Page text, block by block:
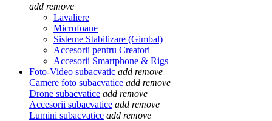
add remove
Lavaliere
Microfoane
Sisteme Stabilizare (Gimbal)
Accesorii pentru Creatori
Accesorii Smartphone & Rigs
Foto-Video subacvatic add remove
Camere foto subacvatice add remove
Drone subacvatice add remove
Accesorii subacvatice add remove
Lumini subacvatice add remove